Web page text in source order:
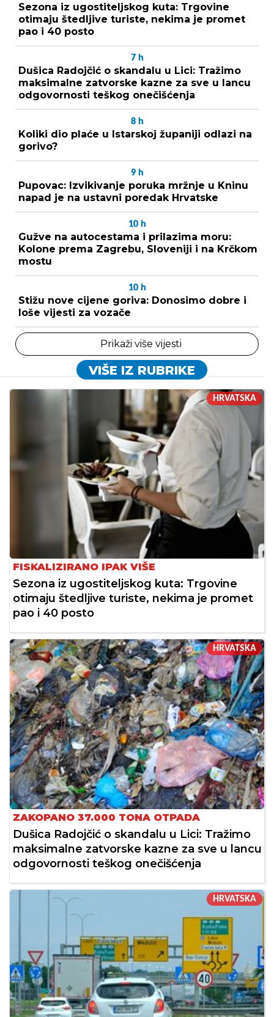
Sezona iz ugostiteljskog kuta: Trgovine
otimaju štedljive turiste, nekima je promet
pao i 40 posto
7 h
Dušica Radojčić o skandalu u Lici: Tražimo
maksimalne zatvorske kazne za sve u lancu
odgovornosti teškog onečišćenja
8 h
Koliki dio plaće u Istarskoj županiji odlazi na
gorivo?
9 h
Pupovac: Izvikivanje poruka mržnje u Kninu
napad je na ustavni poredak Hrvatske
10 h
Gužve na autocestama i prilazima moru:
Kolone prema Zagrebu, Sloveniji i na Krčkom
mostu
10 h
Stižu nove cijene goriva: Donosimo dobre i
loše vijesti za vozače
Prikaži više vijesti
VIŠE IZ RUBRIKE
HRVATSKA
FISKALIZIRANO IPAK VIŠE
Sezona iz ugostiteljskog kuta: Trgovine
otimaju štedljive turiste, nekima je promet
pao i 40 posto
HRVATSKA
ZAKOPANO 37.000 TONA OTPADA
Dušica Radojčić o skandalu u Lici: Tražimo
maksimalne zatvorske kazne za sve u lancu
odgovornosti teškog onečišćenja
HRVATSKA